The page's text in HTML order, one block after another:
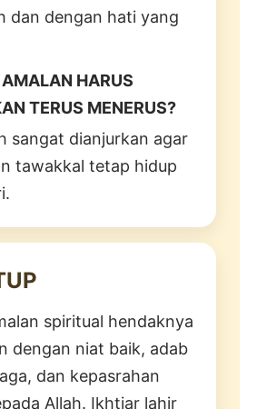
dan dengan hati yang
HARUS
TERUS MENERUS?
sangat dianjurkan agar
tawakkal tetap hidup
spiritual hendaknya
dengan niat baik, adab
dan kepasrahan
Allah. Ikhtiar lahir